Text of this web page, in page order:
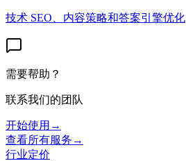
技术 SEO、内容策略和答案引擎优化
需要帮助？
联系我们的团队
开始使用 →
查看所有服务 →
行业定价